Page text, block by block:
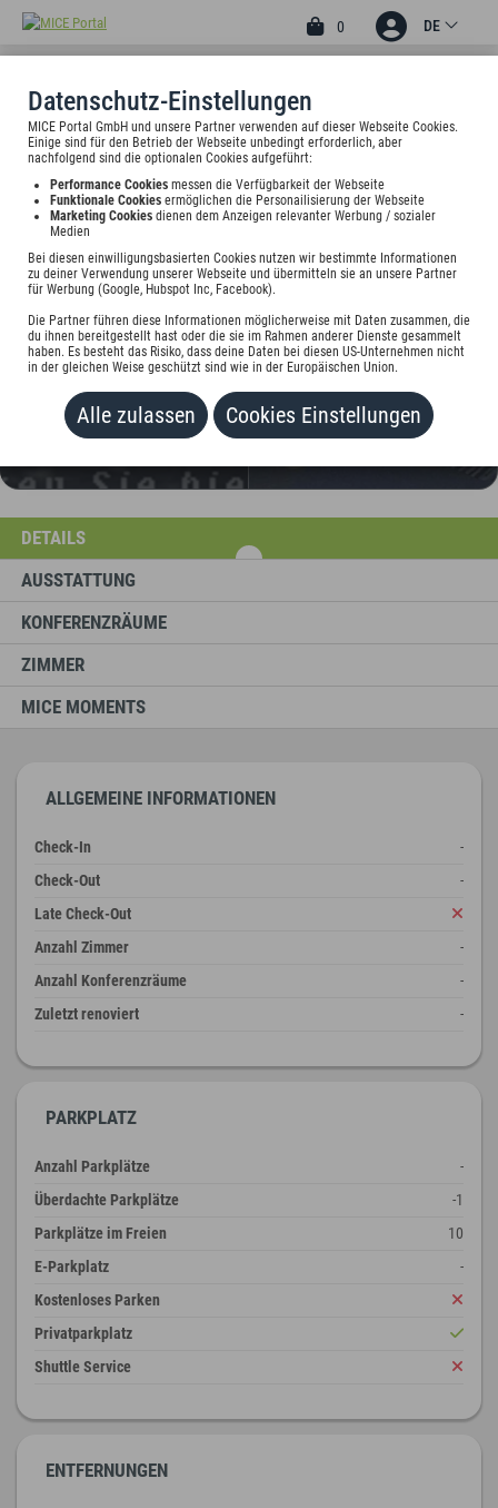
Datenschutz-Einstellungen
MICE Portal GmbH und unsere Partner verwenden auf dieser Webseite Cookies.
Einige sind für den Betrieb der Webseite unbedingt erforderlich, aber
nachfolgend sind die optionalen Cookies aufgeführt:
Performance Cookies messen die Verfügbarkeit der Webseite
Funktionale Cookies ermöglichen die Personailisierung der Webseite
Marketing Cookies dienen dem Anzeigen relevanter Werbung / sozialer
Medien
Bei diesen einwilligungsbasierten Cookies nutzen wir bestimmte Informationen
zu deiner Verwendung unserer Webseite und übermitteln sie an unsere Partner
für Werbung (Google, Hubspot Inc, Facebook).
Die Partner führen diese Informationen möglicherweise mit Daten zusammen, die
du ihnen bereitgestellt hast oder die sie im Rahmen anderer Dienste gesammelt
haben. Es besteht das Risiko, dass deine Daten bei diesen US-Unternehmen nicht
in der gleichen Weise geschützt sind wie in der Europäischen Union.
Alle zulassen Cookies Einstellungen
0 DE
1
GÄSTEHAUS KOPP
FREISING
Biernerstr. 5, 85354 Freising, Deutschland
Preis auf Anfrage
HINZUFÜGEN
DETAILS
AUSSTATTUNG
KONFERENZRÄUME
ZIMMER
MICE MOMENTS
ALLGEMEINE INFORMATIONEN
Check-In
-
Check-Out
-
Late Check-Out
Anzahl Zimmer
-
Anzahl Konferenzräume
-
Zuletzt renoviert
-
PARKPLATZ
Anzahl Parkplätze
-
Überdachte Parkplätze
-1
Parkplätze im Freien
10
E-Parkplatz
-
Kostenloses Parken
Privatparkplatz
Shuttle Service
ENTFERNUNGEN